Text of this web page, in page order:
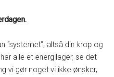
“systemet”, altså din krop og
alle et energilager, se det
vi gør noget vi ikke ønsker,